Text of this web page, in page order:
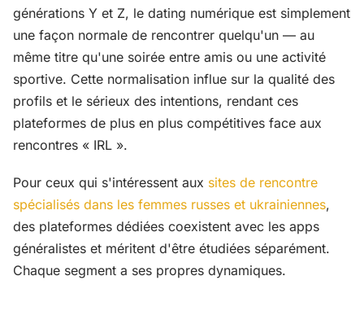
générations Y et Z, le dating numérique est simplement
une façon normale de rencontrer quelqu'un — au
même titre qu'une soirée entre amis ou une activité
sportive. Cette normalisation influe sur la qualité des
profils et le sérieux des intentions, rendant ces
plateformes de plus en plus compétitives face aux
rencontres « IRL ».
Pour ceux qui s'intéressent aux sites de rencontre
spécialisés dans les femmes russes et ukrainiennes,
des plateformes dédiées coexistent avec les apps
généralistes et méritent d'être étudiées séparément.
Chaque segment a ses propres dynamiques.